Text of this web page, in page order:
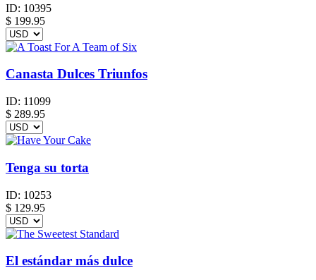
ID: 10395
$ 199.95
Canasta Dulces Triunfos
ID: 11099
$ 289.95
Tenga su torta
ID: 10253
$ 129.95
El estándar más dulce